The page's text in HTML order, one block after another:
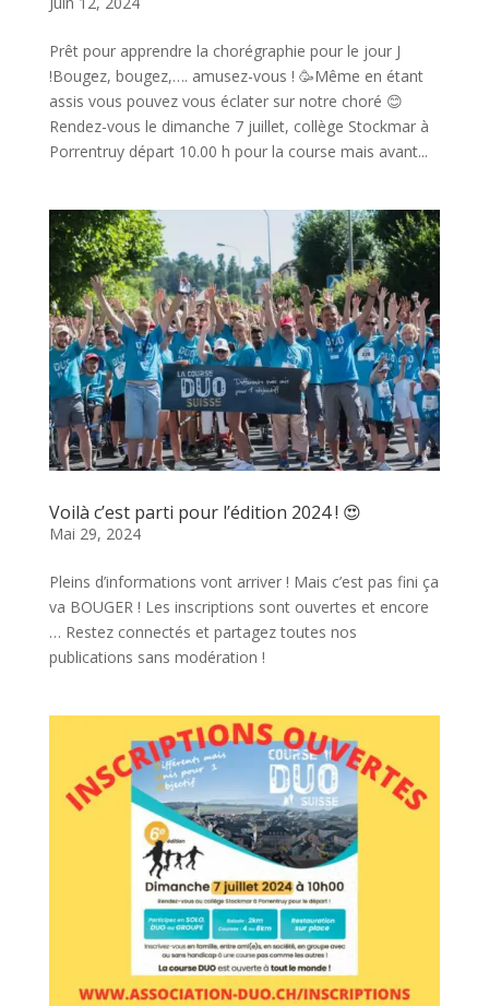
Prêt pour apprendre la chorégraphie pour le jour J
!Bougez, bougez,…. amusez-vous ! 🥳Même en étant
assis vous pouvez vous éclater sur notre choré 😊
Rendez-vous le dimanche 7 juillet, collège Stockmar à
Porrentruy départ 10.00 h pour la course mais avant...
Voilà c’est parti pour l’édition 2024 ! 😍
Mai 29, 2024
Pleins d’informations vont arriver ! Mais c’est pas fini ça
va BOUGER ! Les inscriptions sont ouvertes et encore
… Restez connectés et partagez toutes nos
publications sans modération !